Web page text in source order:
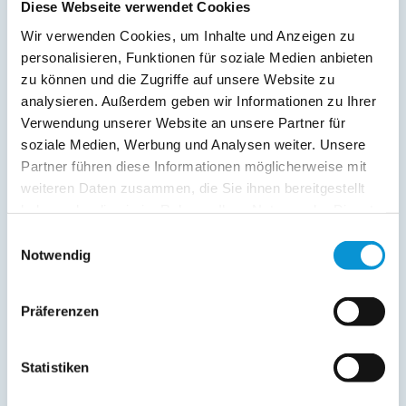
Diese Webseite verwendet Cookies
Wir verwenden Cookies, um Inhalte und Anzeigen zu
personalisieren, Funktionen für soziale Medien anbieten
zu können und die Zugriffe auf unsere Website zu
analysieren. Außerdem geben wir Informationen zu Ihrer
Verwendung unserer Website an unsere Partner für
soziale Medien, Werbung und Analysen weiter. Unsere
Partner führen diese Informationen möglicherweise mit
weiteren Daten zusammen, die Sie ihnen bereitgestellt
Notwendig
Präferenzen
Statistiken
Auch die Wasserski – Anlage Süsel liegt in unmittelbarer
Nähe unserer Ferienwohnung und bietet außer Wasserski
auch eine kleine Badebucht.
weiterlesen
Preise (pro Nacht in Euro)
01. Jan -
01. Mai